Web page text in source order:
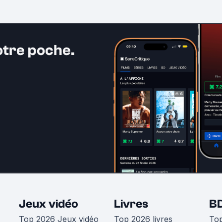
poche.
Jeux vidéo
Top 2026 Jeux vidéo
Livres
Top 2026 livres